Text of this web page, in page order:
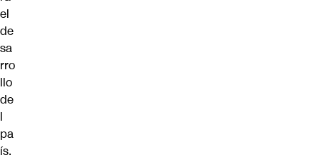
el
de
sa
rro
llo
de
l
pa
ís.